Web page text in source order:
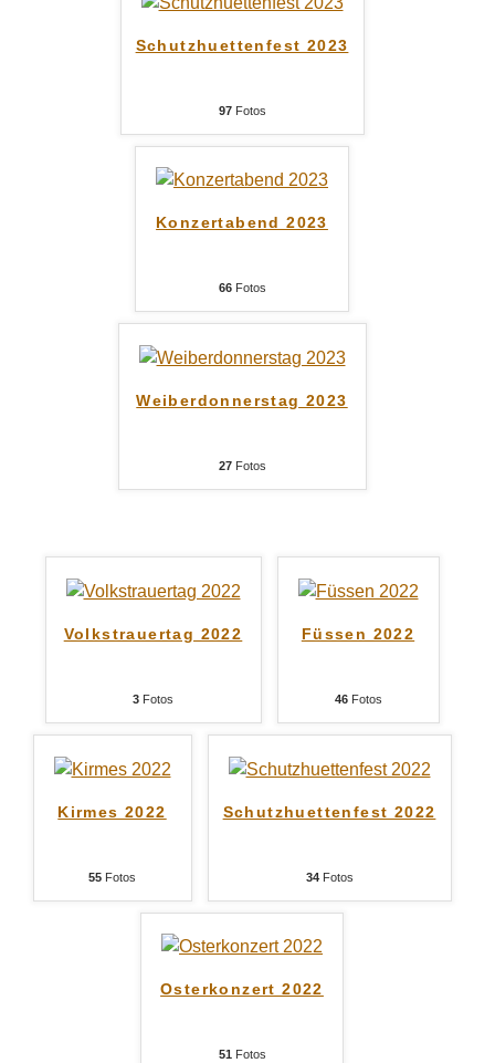
Schutzhuettenfest 2023
97Fotos
Konzertabend 2023
66Fotos
Weiberdonnerstag 2023
27Fotos
Volkstrauertag 2022
3 Fotos
Füssen 2022
46Fotos
Kirmes 2022
55 Fotos
Schutzhuettenfest 2022
34Fotos
Osterkonzert 2022
51Fotos